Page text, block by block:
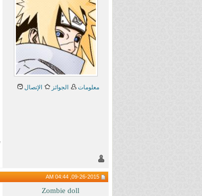
معلومات الجوائز الإتصال
Zombie doll